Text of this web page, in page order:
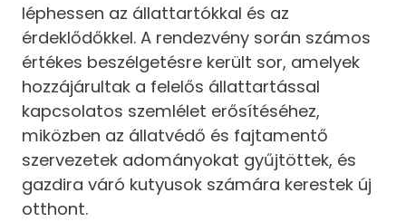
léphessen az állattartókkal és az
érdeklődőkkel. A rendezvény során számos
értékes beszélgetésre került sor, amelyek
hozzájárultak a felelős állattartással
kapcsolatos szemlélet erősítéséhez,
miközben az állatvédő és fajtamentő
szervezetek adományokat gyűjtöttek, és
gazdira váró kutyusok számára kerestek új
otthont.